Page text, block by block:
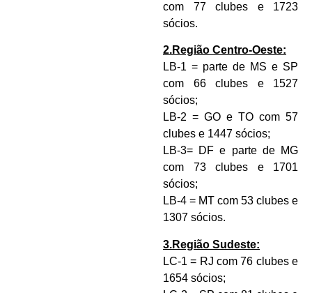
com 77 clubes e 1723
sócios.
2.Região Centro-Oeste:
LB-1 = parte de MS e SP
com 66 clubes e 1527
sócios;
LB-2 = GO e TO com 57
clubes e 1447 sócios;
LB-3= DF e parte de MG
com 73 clubes e 1701
sócios;
LB-4 = MT com 53 clubes e
1307 sócios.
3.Região Sudeste:
LC-1 = RJ com 76 clubes e
1654 sócios;